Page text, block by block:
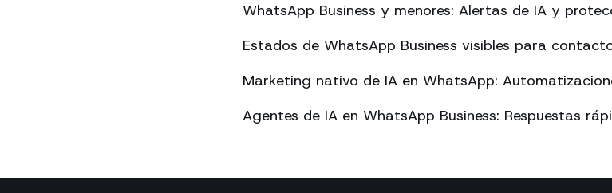
WhatsApp Business y menores: Alertas de IA y
Estados de WhatsApp Business visibles para
Marketing nativo de IA en WhatsApp:
Agentes de IA en WhatsApp Business: Respuestas